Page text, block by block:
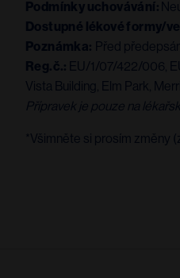
Podmínky uchovávání:
Dostupné lékové formy/
Poznámka: Před
Reg.č.: EU/1/07/422/006,
Vista Building, Elm Park,
Přípravek je pouze na
*Všimněte si prosím změny